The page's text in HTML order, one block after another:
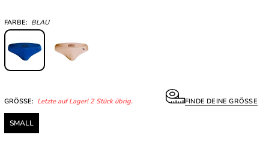
FARBE: BLAU
GRÖSSE: Letzte auf Lager! 2 Stück übrig. FINDE DEINE GRÖSSE
SMALL